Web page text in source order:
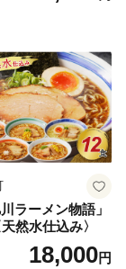
ラーメン物語」
然水仕込み〉
18,000円